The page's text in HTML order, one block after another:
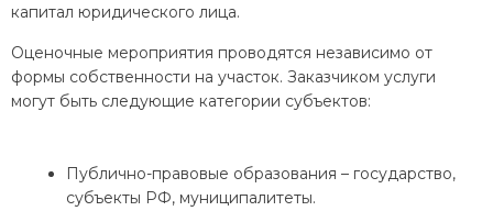
капитал юридического лица.
Оценочные мероприятия проводятся независимо от
формы собственности на участок. Заказчиком услуги
могут быть следующие категории субъектов:
Публично-правовые образования – государство,
субъекты РФ, муниципалитеты.